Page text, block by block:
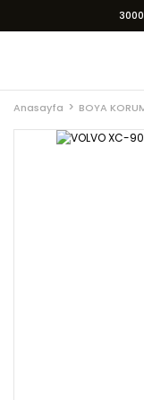
Anasayfa BOYA